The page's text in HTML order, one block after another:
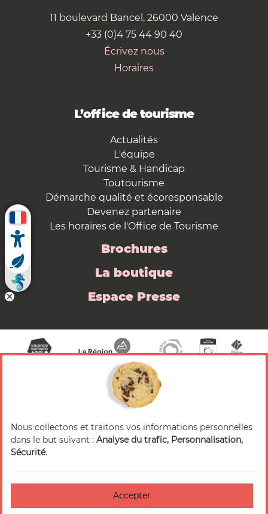
11 boulevard Bancel, 26000 Valence
+33 (0)4 75 44 90 40
Écrivez nous
Horaires
L’office de tourisme
Actualités
L'équipe
Tourisme & Handicap
Toutourisme
Démarche qualité et écoresponsable
Devenez partenaire
Les horaires de l'Office de Tourisme
Brochures
La boutique
Espace Presse
© 2026 Valence Romans Tourisme — Tous droits
réservés
Crédits
Accessibilité : non-conforme
Nous collectons et traitons vos informations personnelles
dans le but suivant : Analyse du trafic, Personnalisation,
Sécurité.
Accepter